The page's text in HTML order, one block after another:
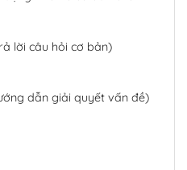
lời câu hỏi cơ bản)
dẫn giải quyết vấn đề)